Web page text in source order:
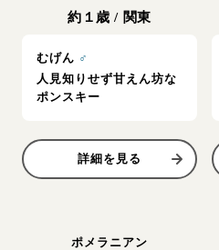
約１歳 / 関東
むげん ♂
人見知りせず甘えん坊な
ポンスキー
詳細を見る
ポメラニアン